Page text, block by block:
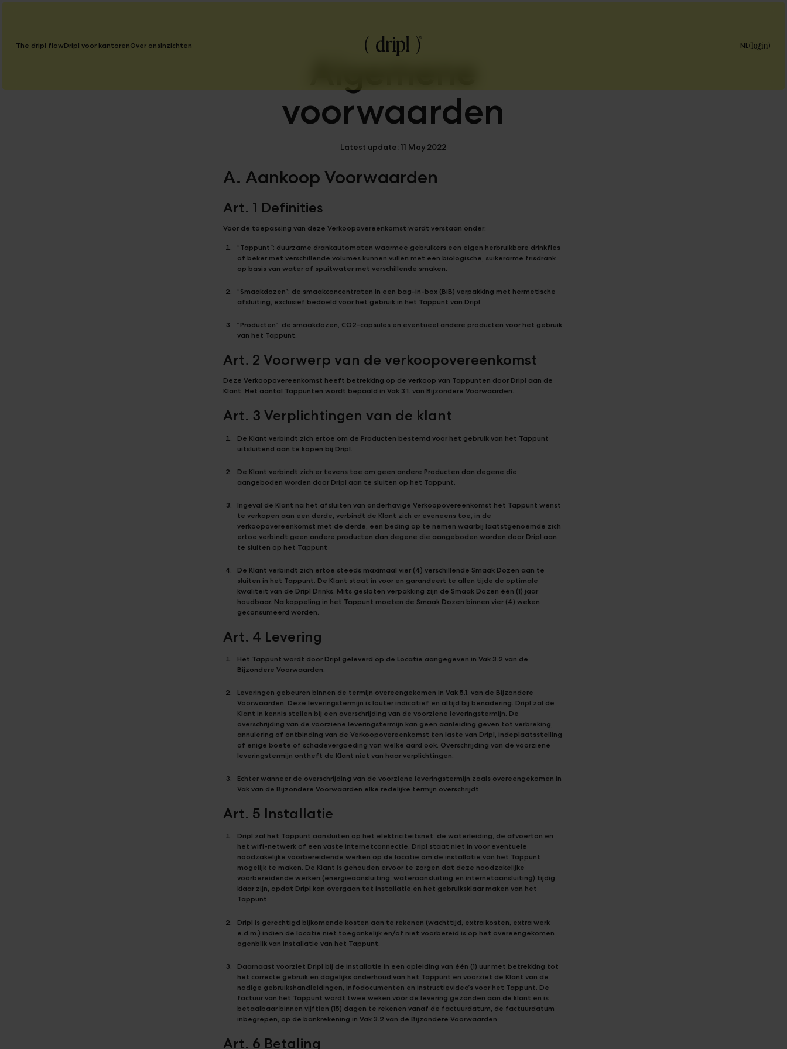
The dripl flowDripl voor kantorenOver onsInzichten NL(login)
voorwaarden
Latest update: 11 May 2022
A. Aankoop Voorwaarden
Art. 1 Definities
Voor de toepassing van deze Verkoopovereenkomst wordt verstaan onder:
“Tappunt”: duurzame drankautomaten waarmee gebruikers een eigen herbruikbare drinkfles
of beker met verschillende volumes kunnen vullen met een biologische, suikerarme frisdrank
op basis van water of spuitwater met verschillende smaken.
“Smaakdozen”: de smaakconcentraten in een bag-in-box (BiB) verpakking met hermetische
afsluiting, exclusief bedoeld voor het gebruik in het Tappunt van Dripl.
“Producten”: de smaakdozen, CO2-capsules en eventueel andere producten voor het gebruik
van het Tappunt.
Art. 2 Voorwerp van de verkoopovereenkomst
Deze Verkoopovereenkomst heeft betrekking op de verkoop van Tappunten door Dripl aan de
Klant. Het aantal Tappunten wordt bepaald in Vak 3.1. van Bijzondere Voorwaarden.
Art. 3 Verplichtingen van de klant
De Klant verbindt zich ertoe om de Producten bestemd voor het gebruik van het Tappunt
uitsluitend aan te kopen bij Dripl.
De Klant verbindt zich er tevens toe om geen andere Producten dan degene die
aangeboden worden door Dripl aan te sluiten op het Tappunt.
Ingeval de Klant na het afsluiten van onderhavige Verkoopovereenkomst het Tappunt wenst
te verkopen aan een derde, verbindt de Klant zich er eveneens toe, in de
verkoopovereenkomst met de derde, een beding op te nemen waarbij laatstgenoemde zich
ertoe verbindt geen andere producten dan degene die aangeboden worden door Dripl aan
te sluiten op het Tappunt
De Klant verbindt zich ertoe steeds maximaal vier (4) verschillende Smaak Dozen aan te
sluiten in het Tappunt. De Klant staat in voor en garandeert te allen tijde de optimale
kwaliteit van de Dripl Drinks. Mits gesloten verpakking zijn de Smaak Dozen één (1) jaar
houdbaar. Na koppeling in het Tappunt moeten de Smaak Dozen binnen vier (4) weken
geconsumeerd worden.
Art. 4 Levering
Het Tappunt wordt door Dripl geleverd op de Locatie aangegeven in Vak 3.2 van de
Bijzondere Voorwaarden.
Leveringen gebeuren binnen de termijn overeengekomen in Vak 5.1. van de Bijzondere
Voorwaarden. Deze leveringstermijn is louter indicatief en altijd bij benadering. Dripl zal de
Klant in kennis stellen bij een overschrijding van de voorziene leveringstermijn. De
overschrijding van de voorziene leveringstermijn kan geen aanleiding geven tot verbreking,
annulering of ontbinding van de Verkoopovereenkomst ten laste van Dripl, indeplaatsstelling
of enige boete of schadevergoeding van welke aard ook. Overschrijding van de voorziene
leveringstermijn ontheft de Klant niet van haar verplichtingen.
Echter wanneer de overschrijding van de voorziene leveringstermijn zoals overeengekomen in
Vak van de Bijzondere Voorwaarden elke redelijke termijn overschrijdt
Art. 5 Installatie
Dripl zal het Tappunt aansluiten op het elektriciteitsnet, de waterleiding, de afvoerton en
het wifi-netwerk of een vaste internetconnectie. Dripl staat niet in voor eventuele
noodzakelijke voorbereidende werken op de locatie om de installatie van het Tappunt
mogelijk te maken. De Klant is gehouden ervoor te zorgen dat deze noodzakelijke
voorbereidende werken (energieaansluiting, wateraansluiting en internetaansluiting) tijdig
klaar zijn, opdat Dripl kan overgaan tot installatie en het gebruiksklaar maken van het
Tappunt.
Dripl is gerechtigd bijkomende kosten aan te rekenen (wachttijd, extra kosten, extra werk
e.d.m.) indien de locatie niet toegankelijk en/of niet voorbereid is op het overeengekomen
ogenblik van installatie van het Tappunt.
Daarnaast voorziet Dripl bij de installatie in een opleiding van één (1) uur met betrekking tot
het correcte gebruik en dagelijks onderhoud van het Tappunt en voorziet de Klant van de
nodige gebruikshandleidingen, infodocumenten en instructievideo’s voor het Tappunt. De
factuur van het Tappunt wordt twee weken vóór de levering gezonden aan de klant en is
betaalbaar binnen vijftien (15) dagen te rekenen vanaf de factuurdatum, de factuurdatum
inbegrepen, op de bankrekening in Vak 3.2 van de Bijzondere Voorwaarden
Art. 6 Betaling